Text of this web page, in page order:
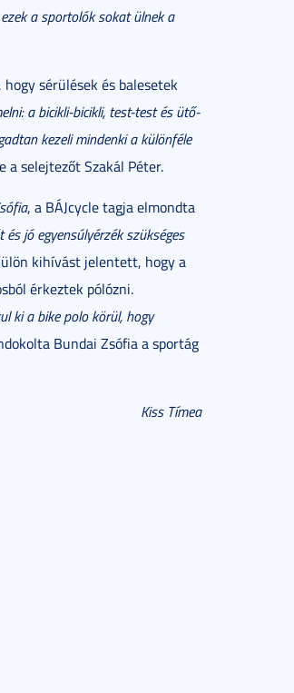
a sportolók sokat ülnek a
sérülések és balesetek
a bicikli-bicikli, test-test és ütő-
kezeli mindenki a különféle
a selejtezőt Szakál Péter.
, a BÁJcycle tagja elmondta
jó egyensúlyérzék szükséges
kihívást jelentett, hogy a
érkeztek pólózni.
ki a bike polo körül, hogy
Bundai Zsófia a sportág
Kiss Tímea